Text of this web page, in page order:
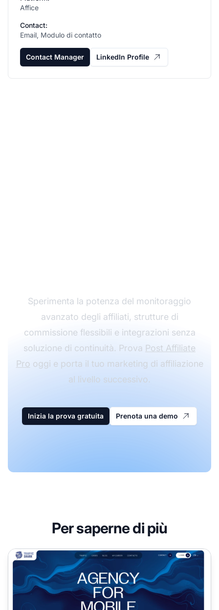
Affice
Contact:
Email, Modulo di contatto
Contact Manager LinkedIn Profile
Sperimenta la potenza del monitoraggio
avanzato degli affiliati, strutture di
commissione flessibili e integrazioni senza
soluzione di continuità. Prova Post Affiliate
Pro oggi e porta il tuo marketing di affiliazione
al livello successivo.
Inizia la prova gratuita Prenota una demo
Per saperne di più
Programma di affiliazione TrafficShark